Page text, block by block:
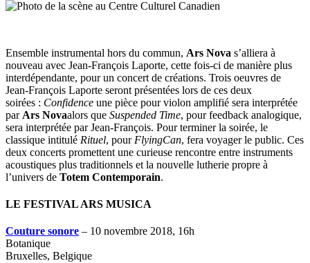
Ensemble instrumental hors du commun, Ars Nova s’alliera à
nouveau avec Jean-François Laporte, cette fois-ci de manière plus
interdépendante, pour un concert de créations. Trois oeuvres de
Jean-François Laporte seront présentées lors de ces deux
soirées : Confidence une pièce pour violon amplifié sera interprétée
par Ars Novaalors que Suspended Time, pour feedback analogique,
sera interprétée par Jean-François. Pour terminer la soirée, le
classique intitulé Rituel, pour FlyingCan, fera voyager le public. Ces
deux concerts promettent une curieuse rencontre entre instruments
acoustiques plus traditionnels et la nouvelle lutherie propre à
l’univers de Totem Contemporain.
LE FESTIVAL ARS MUSICA
Couture sonore – 10 novembre 2018, 16h
Botanique
Bruxelles, Belgique